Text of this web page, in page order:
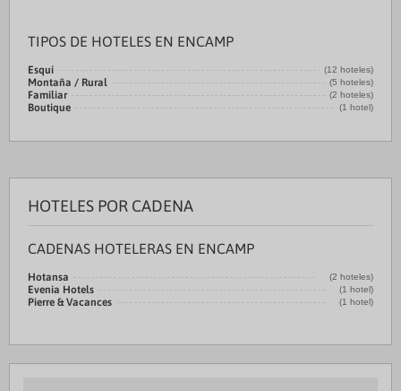
TIPOS DE HOTELES EN ENCAMP
Esquí (12 hoteles)
Montaña / Rural (5 hoteles)
Familiar (2 hoteles)
Boutique (1 hotel)
HOTELES POR CADENA
CADENAS HOTELERAS EN ENCAMP
Hotansa (2 hoteles)
Evenia Hotels (1 hotel)
Pierre & Vacances (1 hotel)